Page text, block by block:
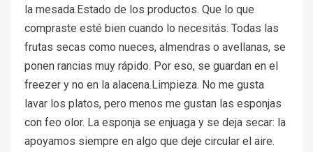
la mesada.Estado de los productos. Que lo que
compraste esté bien cuando lo necesitás. Todas las
frutas secas como nueces, almendras o avellanas, se
ponen rancias muy rápido. Por eso, se guardan en el
freezer y no en la alacena.Limpieza. No me gusta
lavar los platos, pero menos me gustan las esponjas
con feo olor. La esponja se enjuaga y se deja secar: la
apoyamos siempre en algo que deje circular el aire.